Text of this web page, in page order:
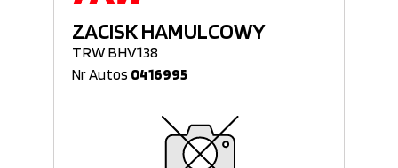
ZACISK HAMULCOWY
TRW BHV138
Nr Autos 0416995